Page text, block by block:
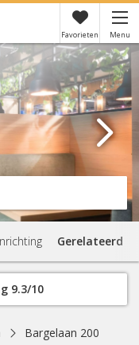
Favorieten Menu
×
Gerelateerd
9.3/10
Bargelaan 200